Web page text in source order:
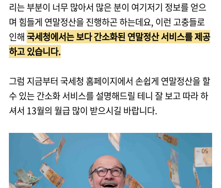
리는 부분이 너무 많아서 많은 분이 여기저기 정보를 얻으
며 힘들게 연말정산을 진행하곤 하는데요, 이런 고충들로
인해 국세청에서는 보다 간소화된 연말정산 서비스를 제공
하고 있습니다.
그럼 지금부터 국세청 홈페이지에서 손쉽게 연말정산을 할
수 있는 간소화 서비스를 설명해드릴 테니 잘 보고 따라 하
셔서 13월의 월급 많이 받으시길 바랍니다.